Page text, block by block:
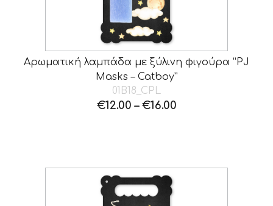
Αρωματική λαμπάδα με ξύλινη φιγούρα “PJ
Masks – Catboy”
01B18_CPL
€12.00 – €16.00